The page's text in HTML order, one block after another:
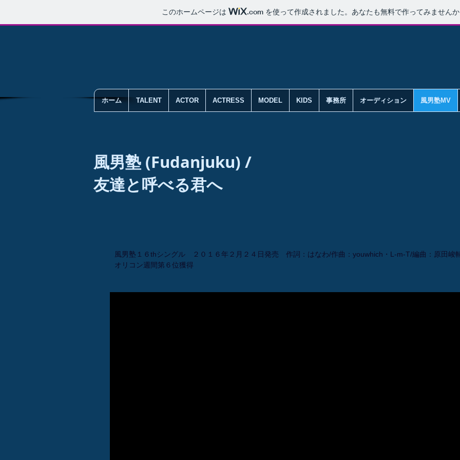
このホームページは .com を使って作成されました。あなたも無料で作ってみません
風男塾 (Fudanjuku) /
友達と呼べる君へ
風男塾１６thシングル ２０１６年２月２４日発売 作詞：はなわ/作曲：youwhich・L-m-T/編曲：原田峻
オリコン週間第６位獲得
ホーム TALENT ACTOR ACTRESS MODEL KIDS 事務所 オーディション 風男塾MV